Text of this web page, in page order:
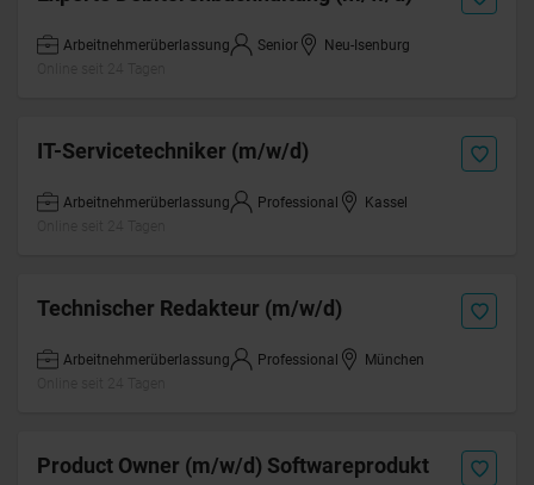
Arbeitnehmerüberlassung Senior
Neu-Isenburg
IT-Servicetechniker (m/w/d)
Arbeitnehmerüberlassung Professional
Kassel
Technischer Redakteur (m/w/d)
Arbeitnehmerüberlassung Professional
München
Product Owner (m/w/d) Softwareprodukt